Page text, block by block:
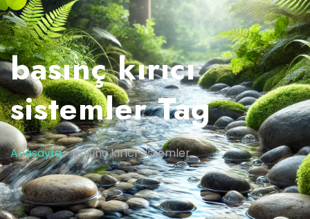
basınç kırıcı
sistemler Tag
Anasayfa»basınç kırıcı sistemler